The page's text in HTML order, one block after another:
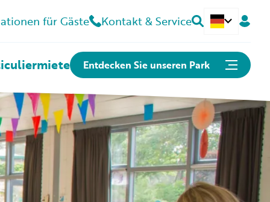
für Gäste Kontakt & Service Nederlands
miete Entdecken Sie unseren Park
Direkt zu...
Suchen & buchen
Öffnungszeiten
Kontakt